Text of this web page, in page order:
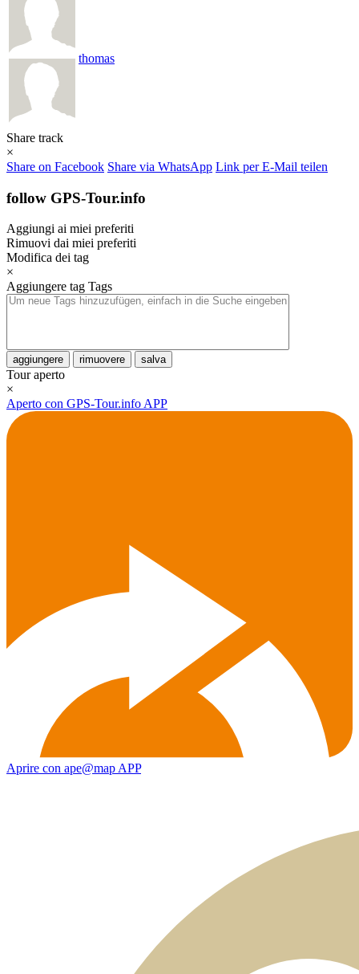
thomas
Share track
×
Share on Facebook Share via WhatsApp Link per E-Mail teilen
follow GPS-Tour.info
Aggiungi ai miei preferiti
Rimuovi dai miei preferiti
Modifica dei tag
×
Aggiungere tag Tags
aggiungere rimuovere salva
Tour aperto
×
Aperto con GPS-Tour.info APP
Aprire con ape@map APP